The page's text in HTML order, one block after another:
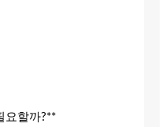
요할까?**